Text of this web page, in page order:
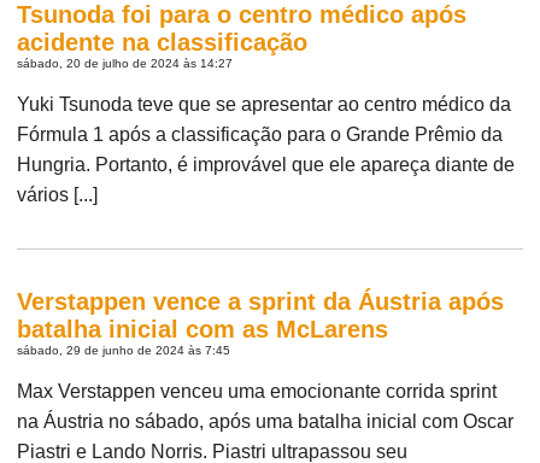
Tsunoda foi para o centro médico após
acidente na classificação
sábado, 20 de julho de 2024 às 14:27
Yuki Tsunoda teve que se apresentar ao centro médico da
Fórmula 1 após a classificação para o Grande Prêmio da
Hungria. Portanto, é improvável que ele apareça diante de
vários [...]
Verstappen vence a sprint da Áustria após
batalha inicial com as McLarens
sábado, 29 de junho de 2024 às 7:45
Max Verstappen venceu uma emocionante corrida sprint
na Áustria no sábado, após uma batalha inicial com Oscar
Piastri e Lando Norris. Piastri ultrapassou seu